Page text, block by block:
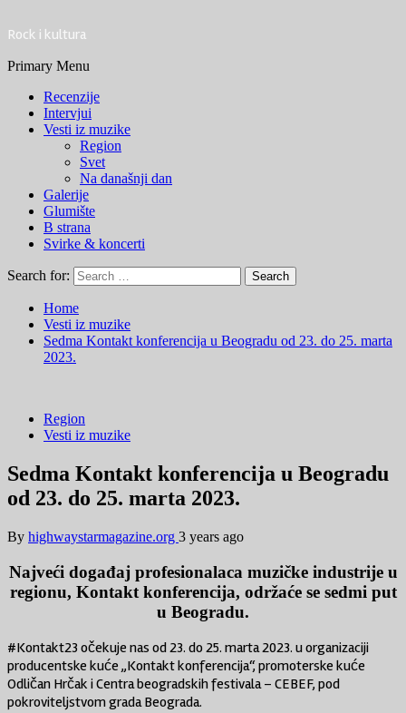
Rock i kultura
Primary Menu
Recenzije
Intervjui
Vesti iz muzike
Region
Svet
Na današnji dan
Galerije
Glumište
B strana
Svirke & koncerti
Search for:
Home
Vesti iz muzike
Sedma Kontakt konferencija u Beogradu od 23. do 25. marta
2023.
Region
Vesti iz muzike
Sedma Kontakt konferencija u Beogradu
od 23. do 25. marta 2023.
By highwaystarmagazine.org 3 years ago
Najveći događaj profesionalaca muzičke industrije u
regionu, Kontakt konferencija, održaće se sedmi put
u Beogradu.
#Kontakt23 očekuje nas od 23. do 25. marta 2023. u organizaciji
producentske kuće „Kontakt konferencija“, promoterske kuće
Odličan Hrčak i Centra beogradskih festivala – CEBEF, pod
pokroviteljstvom grada Beograda.